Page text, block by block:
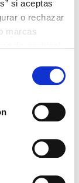
si aceptas
o rechazar
marcas
modelo de